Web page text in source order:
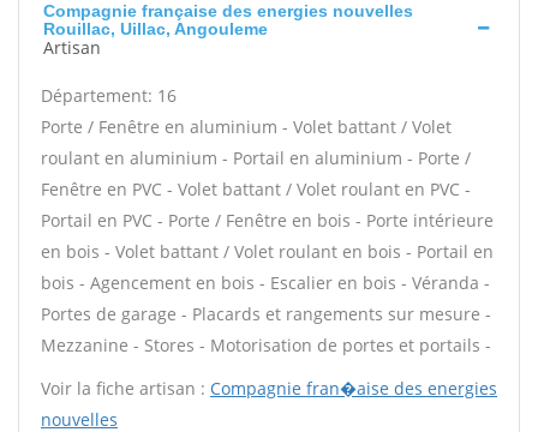
Compagnie française des energies nouvelles
Rouillac, Uillac, Angouleme
Artisan
Département: 16
Porte / Fenêtre en aluminium - Volet battant / Volet
roulant en aluminium - Portail en aluminium - Porte /
Fenêtre en PVC - Volet battant / Volet roulant en PVC -
Portail en PVC - Porte / Fenêtre en bois - Porte intérieure
en bois - Volet battant / Volet roulant en bois - Portail en
bois - Agencement en bois - Escalier en bois - Véranda -
Portes de garage - Placards et rangements sur mesure -
Mezzanine - Stores - Motorisation de portes et portails -
Voir la fiche artisan : Compagnie fran�aise des energies
nouvelles